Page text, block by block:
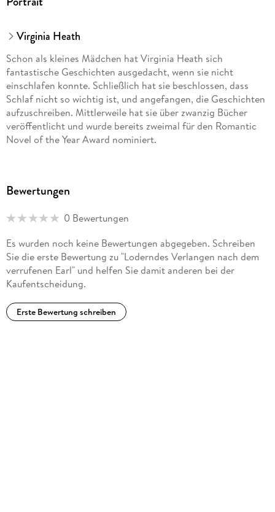
Virginia Heath
Schon als kleines Mädchen hat Virginia Heath sich
fantastische Geschichten ausgedacht, wenn sie nicht
einschlafen konnte. Schließlich hat sie beschlossen, dass
Schlaf nicht so wichtig ist, und angefangen, die Geschichten
aufzuschreiben. Mittlerweile hat sie über zwanzig Bücher
veröffentlicht und wurde bereits zweimal für den Romantic
Novel of the Year Award nominiert.
Bewertungen
0 Bewertungen
Es wurden noch keine Bewertungen abgegeben. Schreiben
Sie die erste Bewertung zu "Loderndes Verlangen nach dem
verrufenen Earl" und helfen Sie damit anderen bei der
Kaufentscheidung.
Erste Bewertung schreiben